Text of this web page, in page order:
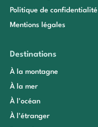
Politique de confidentialité
Mentions légales
Destinations
À la montagne
À la mer
À l'océan
À l'étranger